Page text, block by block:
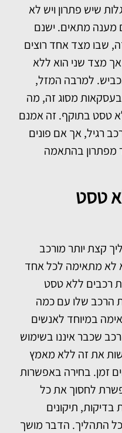
שיש פתרון ויש לא
מתאים. ישנם
שבו מצד אחד רוצים
אך מצד שני הוא ללא
למרבה המזל,
מסוג זה, מה
טסט בתוקף. זה אמנם
רגיל, אך אם פונים
מפתרון בהתאמה
טסט
קצת יותר מורכב
לא מתאימה לכל אחד
רכבים ללא טסט
הרכב שלו עם כמה
במיוחד לאנשים
שכבר איננו בשימוש
את זה ללא מאמץ
זמן. בחירה באפשרות
לחסוך את כל
תיקונים
כל התהליך. הדבר מושך